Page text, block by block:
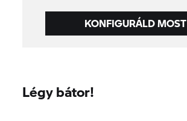
KONFIGURÁLD MOST
Légy bátor!